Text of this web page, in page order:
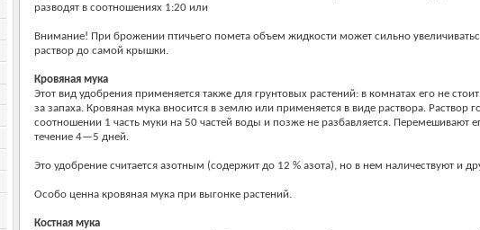
разводят в соотношениях 1:20 или
Внимание! При брожении птичьего помета объем жидкости может сильно
раствор до самой крышки.
Кровяная мука
Этот вид удобрения применяется также для грунтовых растений: в комнатах его не
за запаха. Кровяная мука вносится в землю или применяется в виде раствора. Раствор
соотношении 1 часть муки на 50 частей воды и позже не разбавляется. Перемешивают
течение 4—5 дней.
Это удобрение считается азотным (содержит до 12 % азота), но в нем наличествуют и
Особо ценна кровяная мука при выгонке растений.
Костная мука